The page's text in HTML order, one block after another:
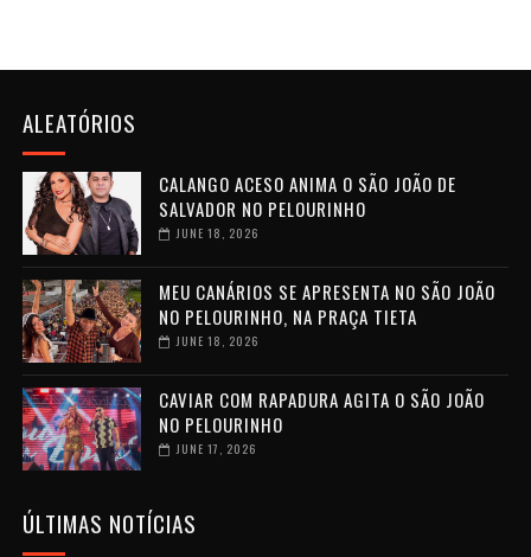
ALEATÓRIOS
CALANGO ACESO ANIMA O SÃO JOÃO DE
SALVADOR NO PELOURINHO
JUNE 18, 2026
MEU CANÁRIOS SE APRESENTA NO SÃO JOÃO
NO PELOURINHO, NA PRAÇA TIETA
JUNE 18, 2026
CAVIAR COM RAPADURA AGITA O SÃO JOÃO
NO PELOURINHO
JUNE 17, 2026
ÚLTIMAS NOTÍCIAS